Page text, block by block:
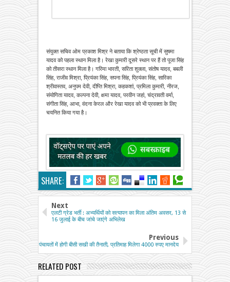
संयुक्त सचिव ओम प्रकाश मिश्र ने बताया कि श्रेष्ठता सूची में सुषमा
यादव को पहला स्थान मिला है। रेखा कुमारी दूसरे स्थान पर हैं तो पूजा सिंह
को तीसरा स्थान मिला है। गरिमा भारती, सरिता शुक्ला, संतोष यादव, बबली
सिंह, राजीव मिश्रा, प्रियंका सिंह, सपना सिंह, प्रियंका सिंह, सारिका
श्रीवास्तव, अनुपम देवी, दीप्ति मिश्रा, कहकशां, प्रमिला कुमारी, नीरज,
संयोगिता यादव, कल्पना देवी, क्षमा यादव, परवीन जहां, चंद्रावती वर्मा,
संगीता सिंह, आभा, वंदना केरल और रेखा यादव को भी प्रवक्ता के लिए
चयनित किया गया है।
SHARE:
Next
एलटी ग्रेड भर्ती : अभ्यर्थियों को सत्यापन का मिला अंतिम अवसर, 13 से
16 जुलाई के बीच जांचे जाएंगे अभिलेख
Previous
पंचायतों में होगी बीसी सखी की तैनाती, प्रतिमाह मिलेगा 4000 रुपए मानदेय
RELATED POST